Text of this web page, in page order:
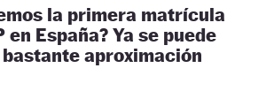
la primera matrícula
España? Ya se puede
aproximación